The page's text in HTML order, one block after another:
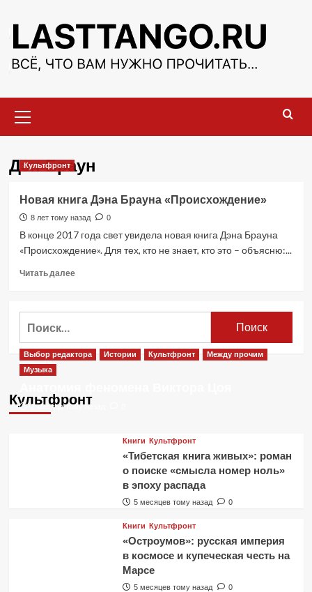
содержимому
меню
Дэн Браун
Культфронт
Новая книга Дэна Брауна «Происхождение»
8 лет тому назад 0
В конце 2017 года свет увидела новая книга Дэна Брауна
«Происхождение». Для тех, кто не знает, кто это – объясню:...
Читать далееПрочитать
Новая
Брауна
«Происхождение»
Культфронт
Выбор редактора Истории Культфронт
Между прочим
Музыка
2 месяца тому назад
Книги Культфронт
«Тибетская книга живых»: роман
о поиске «смысла номер ноль»
в эпоху распада
5 месяцев тому назад 0
Книги Культфронт
«Остроумов»: русская империя
в космосе и купеческая честь на
Марсе
5 месяцев тому назад 0